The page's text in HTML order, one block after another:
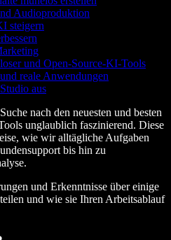
Audioproduktion
steigern
und Open-Source-KI-Tools
reale Anwendungen
aus
nach den neuesten und besten
unglaublich faszinierend. Diese
wie wir alltägliche Aufgaben
bis hin zu
und Erkenntnisse über einige
und wie sie Ihren Arbeitsablauf